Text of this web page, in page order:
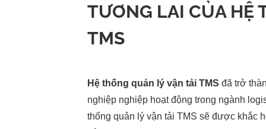
TƯƠNG LAI CỦA HỆ
TMS
Hệ thống quản lý vận tải TMS đã trở
nghiệp nghiệp hoạt động trong ngành
thống quản lý vận tải TMS sẽ được khắc